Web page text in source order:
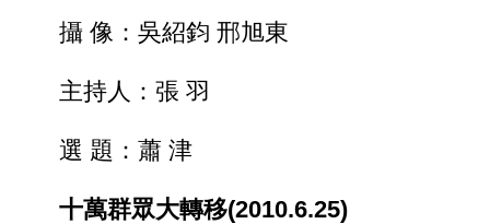
攝 像：吳紹鈞 邢旭東
主持人：張 羽
選 題：蕭 津
十萬群眾大轉移(2010.6.25)